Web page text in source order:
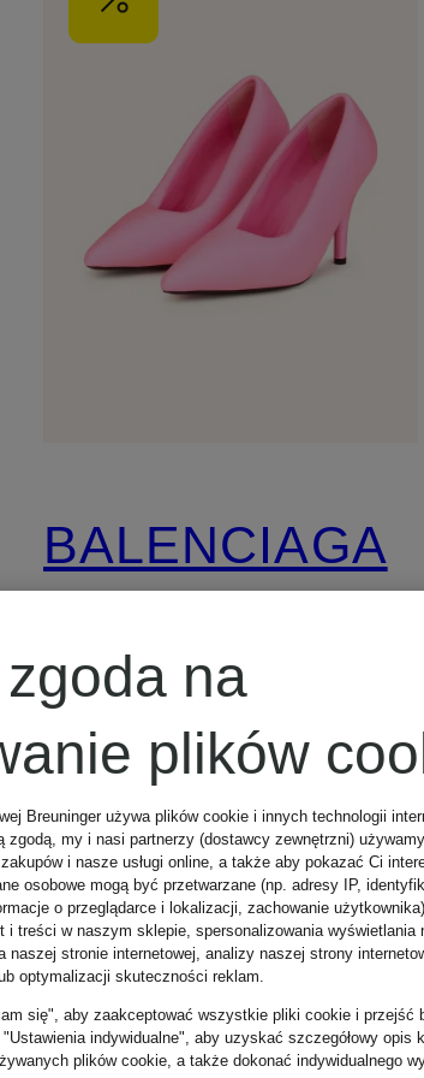
BALENCIAGA
Czółenka XL
3 600 zł
Najniższa cena:
6 000 zł
na
plików
Breuninger używa plików cookie i innych technologii
zgodą, my i nasi partnerzy (dostawcy zewnętrzni)
i nasze usługi online, a także aby pokazać Ci
osobowe mogą być przetwarzane (np. adresy IP,
o przeglądarce i lokalizacji, zachowanie
i treści w naszym sklepie, spersonalizowania wyświetlania
naszej stronie internetowej, analizy naszej strony
optymalizacji skuteczności reklam.
się", aby zaakceptować wszystkie pliki cookie i przejść
indywidualne", aby uzyskać szczegółowy opis
plików cookie, a także dokonać indywidualnego